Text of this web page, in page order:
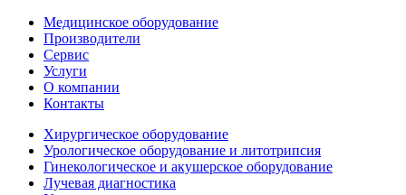
Медицинское оборудование
Производители
Сервис
Услуги
О компании
Контакты
Хирургическое оборудование
Урологическое оборудование и литотрипсия
Гинекологическое и акушерское оборудование
Лучевая диагностика